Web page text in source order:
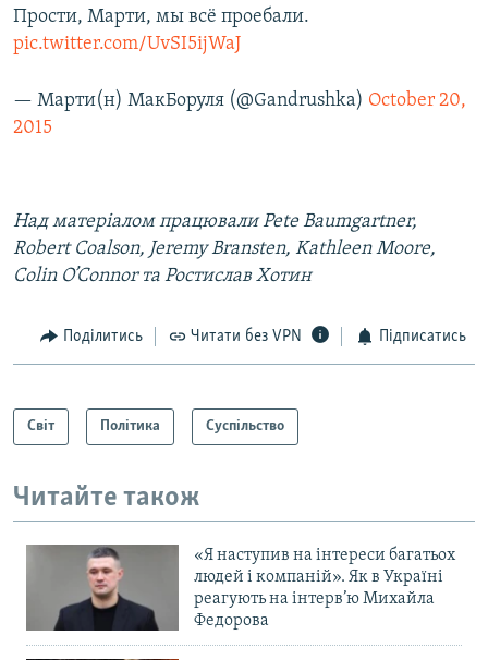
Прости, Марти, мы всё проебали.
pic.twitter.com/UvSI5ijWaJ
— Марти(н) МакБоруля (@Gandrushka) October 20,
2015
Над матеріалом працювали Pete Baumgartner,
Robert Coalson, Jeremy Bransten, Kathleen Moore,
Colin O’Connor та Ростислав Хотин
Поділитись Читати без VPN Підписатись
Світ Політика Суспільство
Читайте також
«Я наступив на інтереси багатьох
людей і компаній». Як в Україні
реагують на інтерв’ю Михайла
Федорова